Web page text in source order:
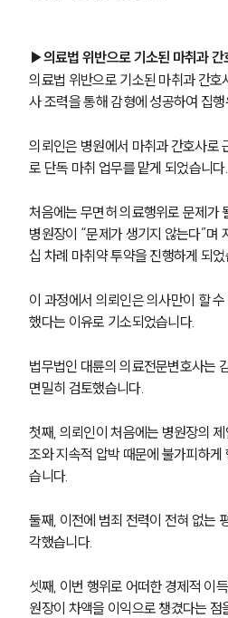
▶의료법 위반으로 기소된 마취과 간
의료법 위반으로 기소된 마취과 간
사 조력을 통해 감형에 성공하여 집
의뢰인은 병원에서 마취과 간호사로
로 단독 마취 업무를 맡게 되었습니다.
처음에는 무면허 의료행위로 문제가
병원장이 “문제가 생기지 않는다”며
십 차례 마취약 투약을 진행하게 되었
이 과정에서 의뢰인은 의사만이 할
했다는 이유로 기소되었습니다.
법무법인 대륜의 의료전문변호사는
면밀히 검토했습니다.
첫째, 의뢰인이 처음에는 병원장의
조와 지속적 압박 때문에 불가피하게
습니다.
둘째, 이전에 범죄 전력이 전혀 없는
각했습니다.
셋째, 이번 행위로 어떠한 경제적 이
원장이 차액을 이익으로 챙겼다는 점